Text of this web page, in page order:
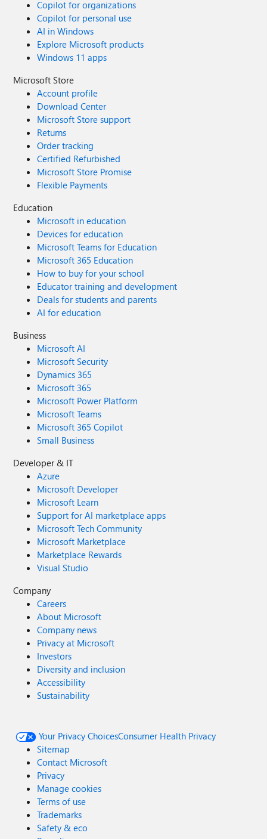
Copilot for organizations
Copilot for personal use
AI in Windows
Explore Microsoft products
Windows 11 apps
Microsoft Store
Account profile
Download Center
Microsoft Store support
Returns
Order tracking
Certified Refurbished
Microsoft Store Promise
Flexible Payments
Education
Microsoft in education
Devices for education
Microsoft Teams for Education
Microsoft 365 Education
How to buy for your school
Educator training and development
Deals for students and parents
AI for education
Business
Microsoft AI
Microsoft Security
Dynamics 365
Microsoft 365
Microsoft Power Platform
Microsoft Teams
Microsoft 365 Copilot
Small Business
Developer & IT
Azure
Microsoft Developer
Microsoft Learn
Support for AI marketplace apps
Microsoft Tech Community
Microsoft Marketplace
Marketplace Rewards
Visual Studio
Company
Careers
About Microsoft
Company news
Privacy at Microsoft
Investors
Diversity and inclusion
Accessibility
Sustainability
Your Privacy ChoicesConsumer Health Privacy
Sitemap
Contact Microsoft
Privacy
Manage cookies
Terms of use
Trademarks
Safety & eco